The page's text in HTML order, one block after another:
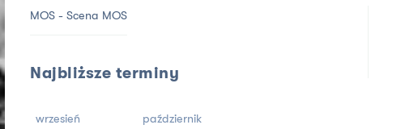
MOS - Scena MOS
Najbliższe terminy
wrzesień październik